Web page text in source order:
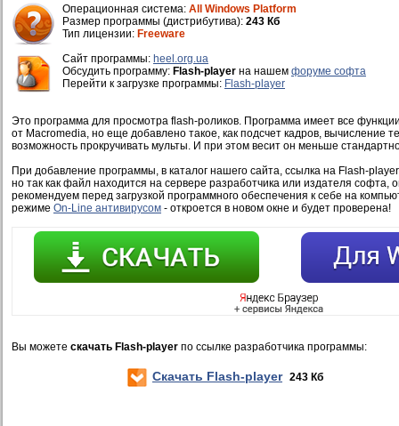
Операционная система: All Windows Platform
Размер программы (дистрибутива): 243 Кб
Тип лицензии: Freeware
Cайт программы: heel.org.ua
Обсудить программу: Flash-player на нашем форуме софта
Перейти к загрузке программы: Flash-player
Это программа для просмотра flash-роликов. Программа имеет все
от Macromedia, но еще добавлено такое, как подсчет кадров, вычисление
возможность прокручивать мульты. И при этом весит он меньше
При добавление программы, в каталог нашего сайта, ссылка на Flash-
но так как файл находится на сервере разработчика или издателя
рекомендуем перед загрузкой программного обеспечения к себе на
режиме On-Line антивирусом - откроется в новом окне и будет проверена!
Вы можете скачать Flash-player по ссылке разработчика программы:
Скачать Flash-player 243 Кб